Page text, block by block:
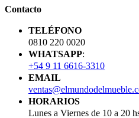
Contacto
TELÉFONO
0810 220 0020
WHATSAPP:
+54 9 11 6616-3310
EMAIL
HORARIOS
Lunes a Viernes de 10 a 20